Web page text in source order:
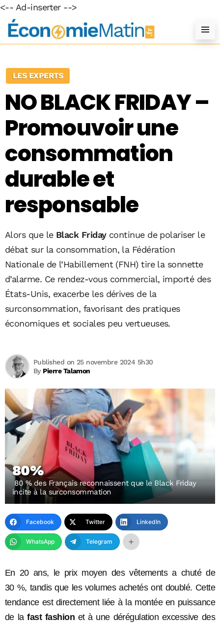
<-- Ad-inserter -->
LES EXPERTS
NO BLACK FRIDAY –
Promouvoir une
consommation
durable et
responsable
Alors que le Black Fridaycontinue de polariser le
débat sur la consommation, la Fédération
Nationale de l’Habillement (FNH) tire la sonnette
d’alarme. Ce rendez-vous commercial, importé des
États-Unis, exacerbe les dérives de la
surconsommation, favorisant des pratiques
économiques et sociales peu vertueuses.
By Pierre Talamon
Published on 25 novembre 2024 5h30
80%
80 % des Français reconnaissent que le Black Friday
incite à la surconsommation
Facebook Twitter LinkedIn
WhatsApp Telegram
En 20 ans, le prix moyen des vêtements a chuté de
30 %, tandis que les volumes achetés ont doublé. Cette
tendance est directement liée à la montée en puissance
de lafast fashion et à une dérégulation excessive des